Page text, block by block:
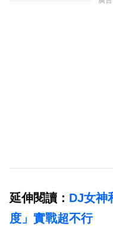
延伸閱讀： DJ女神
度」實戰超不行